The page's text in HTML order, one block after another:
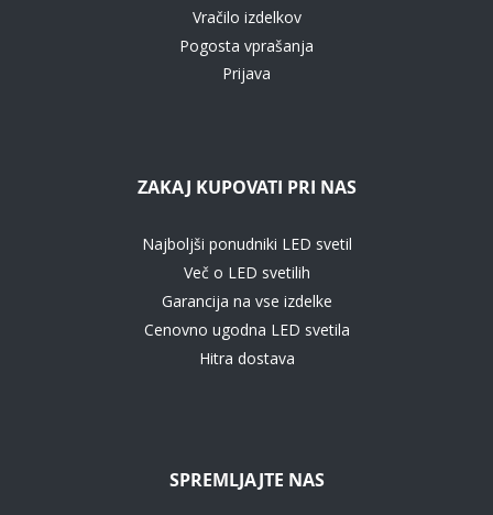
Vračilo izdelkov
Pogosta vprašanja
Prijava
ZAKAJ KUPOVATI PRI NAS
Najboljši ponudniki LED svetil
Več o LED svetilih
Garancija na vse izdelke
Cenovno ugodna LED svetila
Hitra dostava
SPREMLJAJTE NAS